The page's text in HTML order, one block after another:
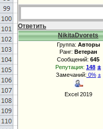
Ответить
NikitaDvorets
Группа: Авторы
Ранг: Ветеран
Сообщений: 645
Репутация: 148 ±
Замечаний: 0% ±
Excel 2019